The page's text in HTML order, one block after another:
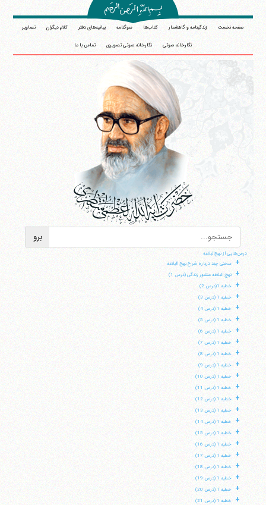
صفحه نخست زندگینامه و گاهشمار کتاب‌ها سوگنامه بیانیه‌های دفتر کلام دیگران تصاویر
نگارخانه صوتی نگارخانه صوتی تصویری تماس با ما
درس‌هایی از نهج‌البلاغه
+ سخنی چند درباره شرح نهج البلاغه
+ نهج البلاغه منشور زندگی (درس 1)
+ خطبه 1(درس 2)
+ خطبه 1 (درس 3)
+ خطبه 1 (درس 4)
+ خطبه 1 (درس 5)
+ خطبه 1 (درس 6)
+ خطبه 1 (درس 7)
+ خطبه 1 (درس 8)
+ خطبه 1 (درس 9)
+ خطبه 1 (درس 10)
+ خطبه 1 (درس 11)
+ خطبه 1 (درس 12)
+ خطبه 1 (درس 13)
+ خطبه 1 (درس 14)
+ خطبه 1 (درس 15)
+ خطبه 1 (درس 16)
+ خطبه 1 (درس 17)
+ خطبه 1 (درس 18)
+ خطبه 1 (درس 19)
+ خطبه 1 (درس 20)
+ خطبه 1 (درس 21)